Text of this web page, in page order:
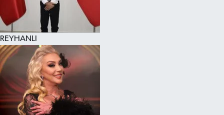
REYHANLI